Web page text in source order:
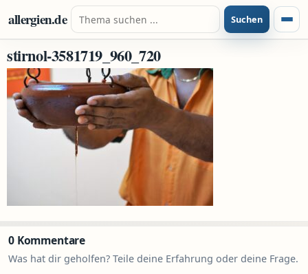
Zum Inhalt springen
allergien.de Suche nach: Suchen
stirnol-3581719_960_720
0 Kommentare
Was hat dir geholfen? Teile deine Erfahrung oder deine Frage.